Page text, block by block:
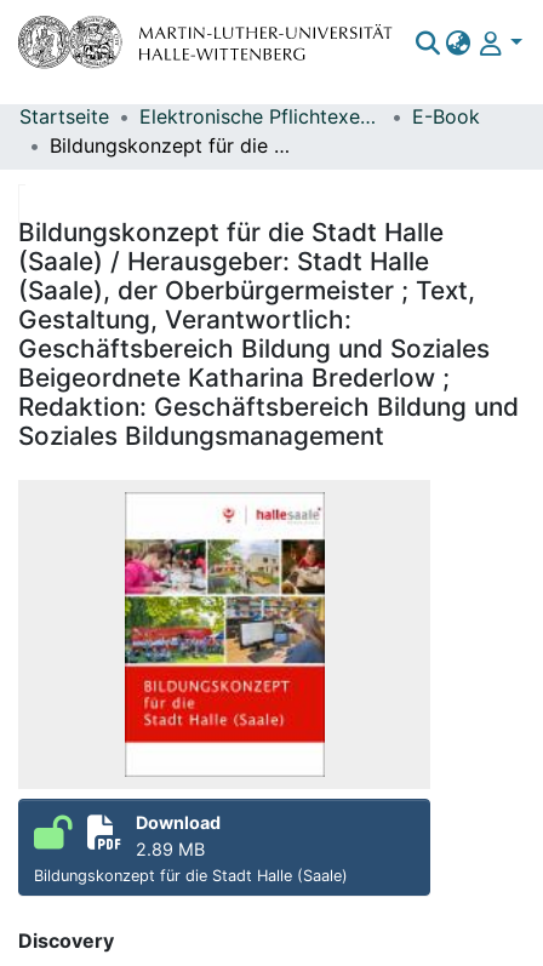
Bereiche & Sammlungen
Statistiken
Startseite Elektronische Pflichtexemplare
E-Book
Bildungskonzept für die Stadt Halle (Saale) / Herausgeber: Stadt Halle (Saale), der Oberbürgermeister ; Text, Gestaltung, Verantwortlich: Geschäftsbereich Bildung und Soziales Beigeordnete Katharina Brederlow ; Redaktion: Geschäftsbereich Bildung und Soziales Bildungsmanagement
Bildungskonzept für die Stadt Halle
(Saale) / Herausgeber: Stadt Halle
(Saale), der Oberbürgermeister ; Text,
Gestaltung, Verantwortlich:
Geschäftsbereich Bildung und Soziales
Beigeordnete Katharina Brederlow ;
Redaktion: Geschäftsbereich Bildung und
Soziales Bildungsmanagement
Download
2.89 MB
Bildungskonzept für die Stadt Halle (Saale)
Discovery